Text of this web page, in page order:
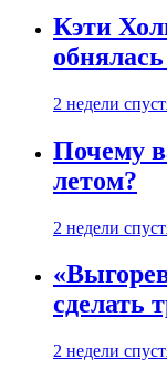
Кэти
2 недели
Почему
летом?
2 недели
сделать
2 недели